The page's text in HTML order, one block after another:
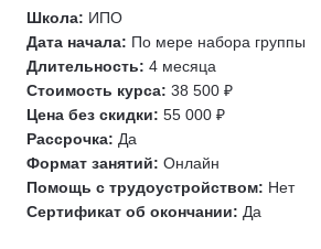
Цифровое право
Договорное право
Защита интеллектуальной собственности
Патентование
Корпоративное право
Банковское дело
Предпринимательство
Противодействие коррупции
Школа: ИПО
Дата начала: По мере набора группы
Длительность: 4 месяца
Стоимость курса: 38 500 ₽
Цена без скидки: 55 000 ₽
Рассрочка: Да
Формат занятий: Онлайн
Помощь с трудоустройством: Нет
Сертификат об окончании: Да